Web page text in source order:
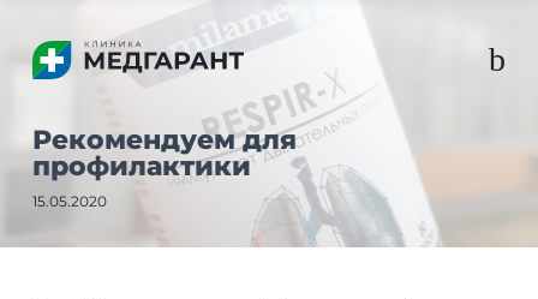
b
Рекомендуем для
профилактики
15.05.2020